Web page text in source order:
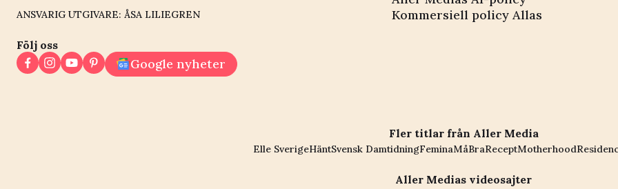
ANSVARIG UTGIVARE: ÅSA LILIEGREN
Följ oss
Google nyheter
Kommersiell policy Allas
Fler titlar från Aller Media
Elle SverigeHäntSvensk DamtidningFeminaMåBraReceptMotherhood
Aller Medias videosajter